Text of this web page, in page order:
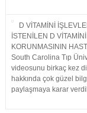
D VİTAMİNİ
İSTENİLEN D
KORUNMASININ
South Carolina Tıp
videosunu birkaç kez
hakkında çok güzel
paylaşmaya karar